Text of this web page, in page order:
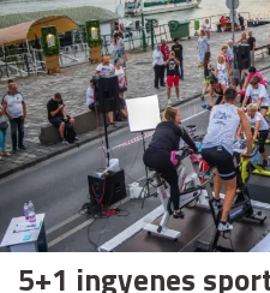
5+1 ingyenes